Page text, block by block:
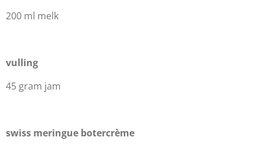
200 ml melk
vulling
45 gram jam
swiss meringue botercrème